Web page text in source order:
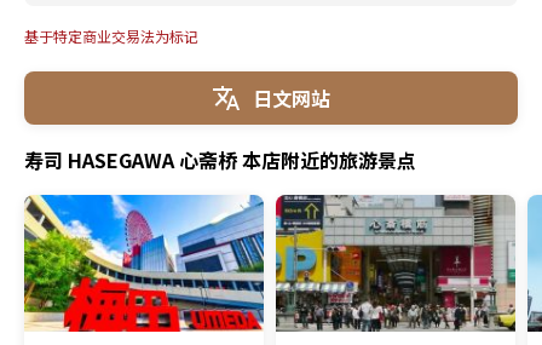
基于特定商业交易法为标记
日文网站
寿司 HASEGAWA 心斋桥 本店附近的旅游景点